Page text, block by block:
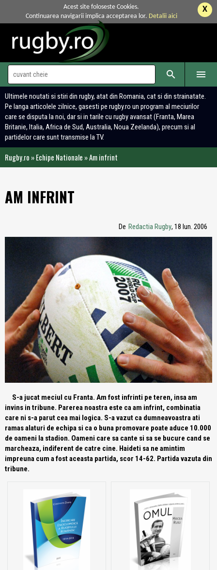
X
Acest site foloseste Cookies.
Continuarea navigarii implica acceptarea lor. Detalii aici
 
Ultimele noutati si stiri din rugby, atat din Romania, cat si din strainatate.
Pe langa articolele zilnice, gasesti pe rugby.ro un program al meciurilor
care se disputa la noi, dar si in tarile cu rugby avansat (Franta, Marea
Britanie, Italia, Africa de Sud, Australia, Noua Zeelanda), precum si al
partidelor care sunt transmise la TV.
Rugby.ro »Echipe Nationale »Am infrint
AM INFRINT
De Redactia Rugby, 18 Iun. 2006
S-a jucat meciul cu Franta. Am fost infrinti pe teren, insa am
invins in tribune. Parerea noastra este ca am infrint, combinatia
care ni s-a parut cea mai logica. S-a vazut ca dumneavoastra ati
ramas alaturi de echipa si ca o buna promovare poate aduce 10.000
de oameni la stadion. Oameni care sa cante si sa se bucure cand se
marcheaza, indiferent de catre cine. Haideti sa ne amintim
impreuna cum a fost aceasta partida, scor 14-62. Partida vazuta din
tribune.